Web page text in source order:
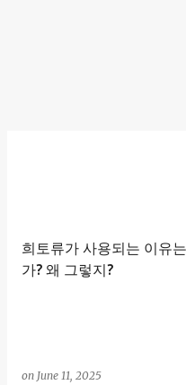
희토류가 사용되는 이유
가? 왜 그렇지?
on June 11, 2025